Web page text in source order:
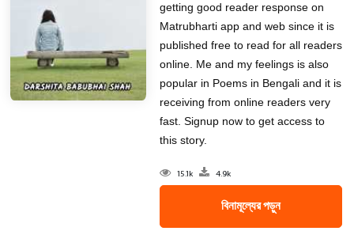
getting good reader response on
Matrubharti app and web since it is
published free to read for all readers
online. Me and my feelings is also
popular in Poems in Bengali and it is
receiving from online readers very
fast. Signup now to get access to
this story.
15.1k 4.9k
বিনামূল্যের পড়ুন